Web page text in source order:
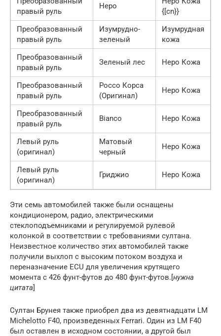
правый руль
Неро
{[cn}}
Преобразованный
правый руль
Изумрудно-
зеленый
Изумрудная
кожа
Преобразованный
правый руль
Зеленый лес Неро Кожа
Преобразованный
правый руль
Россо Корса
(Оригинал)
Неро Кожа
Преобразованный
правый руль
Bianco Неро Кожа
Левый руль
(оригинал)
Матовый
черный
Неро Кожа
Левый руль
(оригинал)
Гриджио Неро Кожа
Эти семь автомобилей также были оснащены
кондиционером, радио, электрическими
стеклоподъемниками и регулируемой рулевой
колонкой в ​​соответствии с требованиями султана.
Неизвестное количество этих автомобилей также
получили выхлоп с высоким потоком воздуха и
переназначение ECU для увеличения крутящего
момента с 426 фунт-футов до 480 фунт-футов.[нужна
цитата]
Султан Брунея также приобрел два из девятнадцати LM
Michelotto F40, произведенных Ferrari. Один из LM F40
был оставлен в исходном состоянии, а другой был